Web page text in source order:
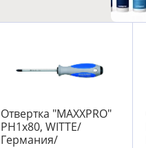
Отвертка "MAXXPRO"
РН1х80, WITTE/
Германия/